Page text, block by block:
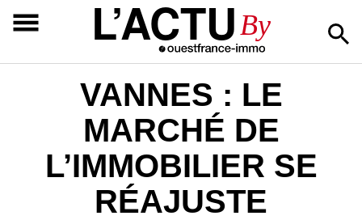
L’ACTUBy
VANNES : LE
MARCHÉ DE
L’IMMOBILIER SE
RÉAJUSTE